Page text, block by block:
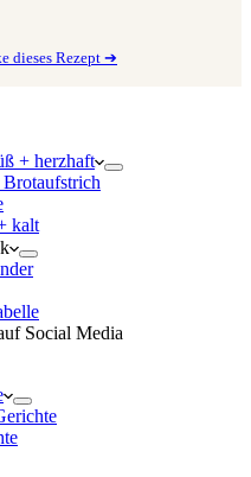
dieses Rezept ➔
+ herzhaft
kalt
Social Media